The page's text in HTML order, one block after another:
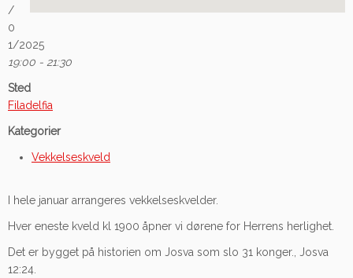
/
0
1/2025
19:00 - 21:30
Sted
Filadelfia
Kategorier
Vekkelseskveld
I hele januar arrangeres vekkelseskvelder.
Hver eneste kveld kl 1900 åpner vi dørene for Herrens herlighet.
Det er bygget på historien om Josva som slo 31 konger., Josva
12:24.